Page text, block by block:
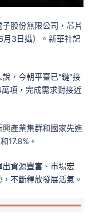
股份無限公司，芯片
3日攝）。新華社記
，今朝平臺已“鏈”接
項，完成需求對接近
產業集群和國家先進
17.8%。
資源豐富、市場宏
不斷釋放發展活氣。